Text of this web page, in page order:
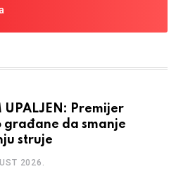
UPALJEN: Premijer
građane da smanje
struje
2026.